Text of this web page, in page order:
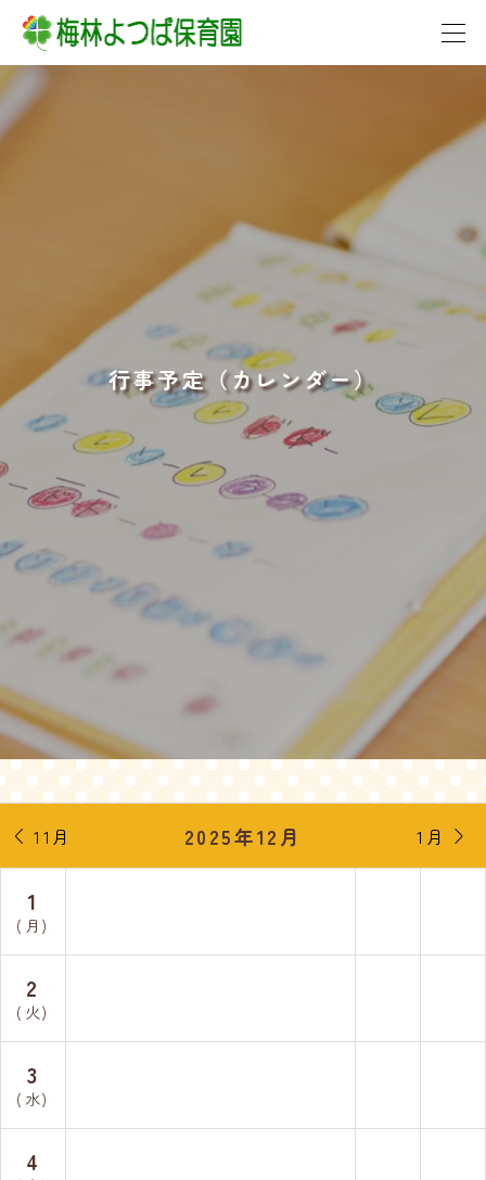
行事予定（カレンダー）
行事予定（カレンダー）
11月 2025年12月 1月 
1
(月)
2
(火)
3
(水)
4